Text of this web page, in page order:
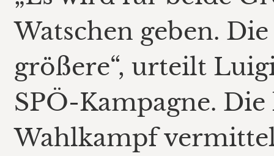
Watschen geben.
größere“, urteilt
SPÖ-Kampagne.
Wahlkampf